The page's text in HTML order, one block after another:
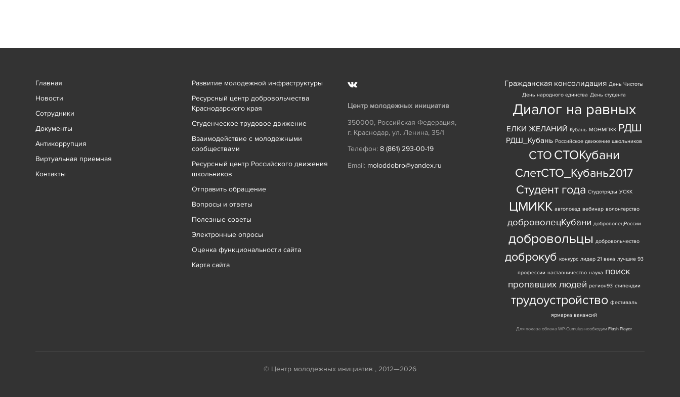
Главная
Новости
Сотрудники
Документы
Антикоррупция
Виртуальная приемная
Контакты
Развитие молодежной инфраструктуры
Ресурсный центр добровольчества
Краснодарского края
Студенческое трудовое движение
Взаимодействие с молодежными
сообществами
Ресурсный центр Российского движения
школьников
Отправить обращение
Вопросы и ответы
Полезные советы
Электронные опросы
Оценка функциональности сайта
Карта сайта
Центр молодежных инициатив
350000, Российская Федерация,
г. Краснодар, ул. Ленина, 35/1
Телефон: 8 (861) 293-00-19
Email: moloddobro@yandex.ru
Гражданская консолидация День Чистоты
День народного единства День студента
Диалог на равных
ЕЛКИ ЖЕЛАНИЙ Кубань МОНМПКК РДШ
РДШ_Кубань Российское движение школьников
СТО СТОКубани
СлетСТО_Кубань2017
Студент года Студотряды УСКК
ЦМИКК автопоезд вебинар волонтерство
доброволецКубани доброволецРоссии
добровольцы добровольчество
доброкуб конкурс лидер 21 века лучшие 93
профессии наставничество наука поиск
пропавших людей регион93 стипендии
трудоустройство фестиваль
ярмарка вакансий
Для показа облака WP-Cumulus необходим Flash Player.
© Центр молодежных инициатив , 2012—2026